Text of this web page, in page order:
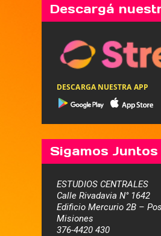
Descargá
DESCARGA NUESTRA APP
Sigamos Juntos
ESTUDIOS CENTRALES
Calle Rivadavia N° 1642
Edificio Mercurio 2B –
Misiones
376-4420 430